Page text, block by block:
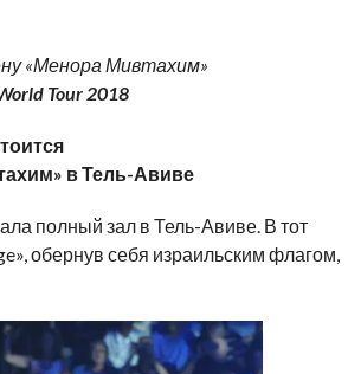
«Менора Мивтахим»
Tour2018
в Тель-Авиве
полный зал в Тель-Авиве. В тот
обернув себя израильским флагом,